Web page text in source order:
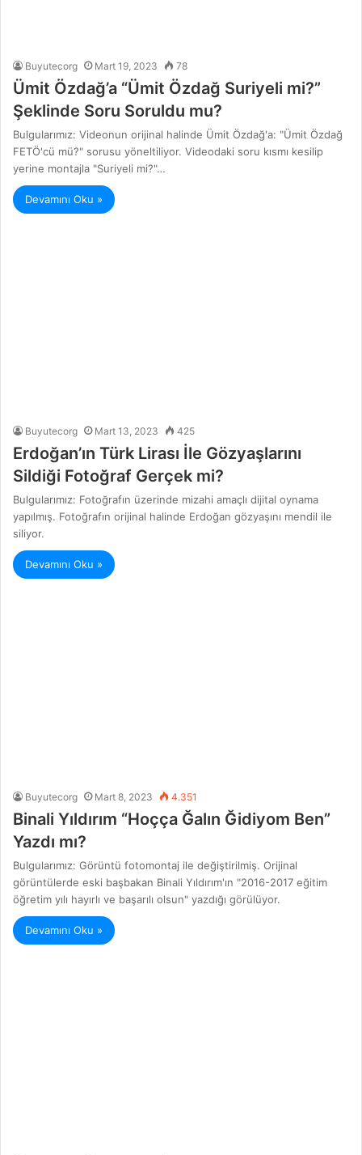
Buyutecorg Mart 19, 2023 78
Ümit Özdağ’a “Ümit Özdağ Suriyeli mi?”
Şeklinde Soru Soruldu mu?
Bulgularımız: Videonun orijinal halinde Ümit Özdağ'a: "Ümit Özdağ
FETÖ'cü mü?" sorusu yöneltiliyor. Videodaki soru kısmı kesilip
yerine montajla "Suriyeli mi?"…
Devamını Oku »
Buyutecorg Mart 13, 2023 425
Erdoğan’ın Türk Lirası İle Gözyaşlarını
Sildiği Fotoğraf Gerçek mi?
Bulgularımız: Fotoğrafın üzerinde mizahi amaçlı dijital oynama
yapılmış. Fotoğrafın orijinal halinde Erdoğan gözyaşını mendil ile
siliyor.
Devamını Oku »
Buyutecorg Mart 8, 2023 4.351
Binali Yıldırım “Hoçça Ğalın Ğidiyom Ben”
Yazdı mı?
Bulgularımız: Görüntü fotomontaj ile değiştirilmiş. Orijinal
görüntülerde eski başbakan Binali Yıldırım'ın "2016-2017 eğitim
öğretim yılı hayırlı ve başarılı olsun" yazdığı görülüyor.
Devamını Oku »